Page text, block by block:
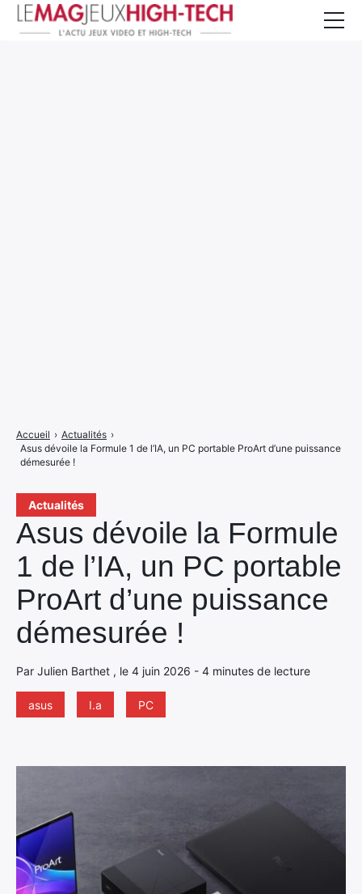
Actualités
Asus dévoile la Formule
1 de l’IA, un PC portable
ProArt d’une puissance
démesurée !
Par Julien Barthet , le 4 juin 2026 - 4 minutes de lecture
asus I.a PC
Accueil › Actualités ›
Asus dévoile la Formule 1 de l’IA, un PC portable ProArt d’une puissance
démesurée !